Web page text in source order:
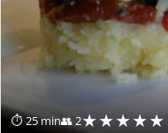
⏱ 25 min👥 2★★★★★